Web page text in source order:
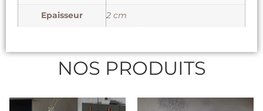
Epaisseur 2 cm
NOS PRODUITS